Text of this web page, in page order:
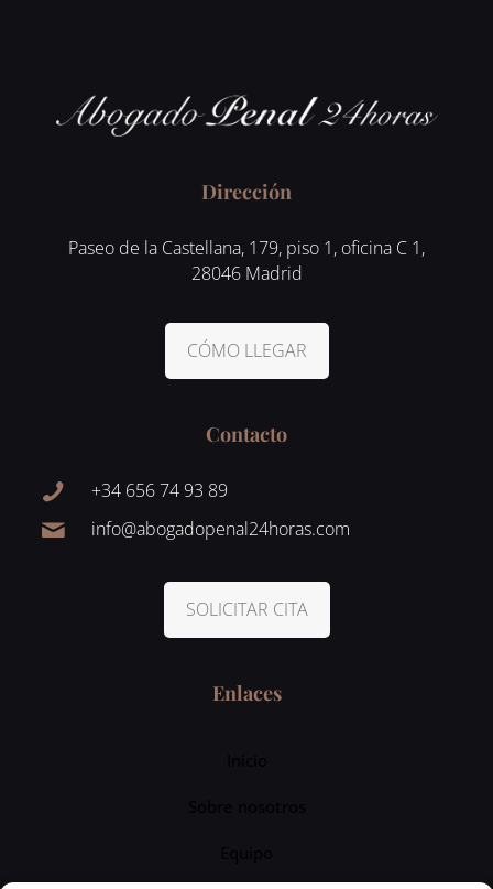
Dirección
Paseo de la Castellana, 179, piso 1, oficina C 1,
28046 Madrid
CÓMO LLEGAR
Contacto
+34 656 74 93 89
info@abogadopenal24horas.com
SOLICITAR CITA
Enlaces